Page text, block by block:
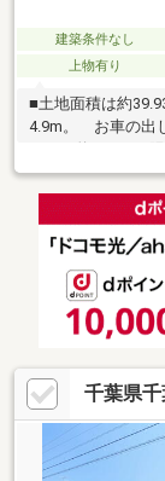
建築条件なし
上物有り
■土地面積は約
4.9m。 お車の出
地。■建築条件付
メーカー・工務
用地域内の、閑
徒歩12分 千葉都
約770m ウエル
千葉県